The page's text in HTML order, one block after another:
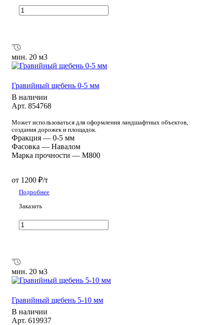
мин. 20 м3
Гравийный щебень 0-5 мм
В наличии
Арт. 854768
Может использоваться для оформления ландшафтных объектов,
создания дорожек и площадок.
Фракция — 0-5 мм
Фасовка — Навалом
Марка прочности — М800
от 1200 ₽/т
Подробнее
Заказать
мин. 20 м3
Гравийный щебень 5-10 мм
В наличии
Арт. 619937